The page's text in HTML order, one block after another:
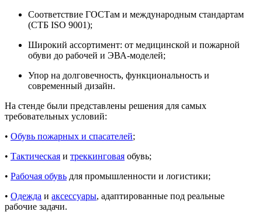
Соответствие ГОСТам и международным стандартам
(СТБ ISO 9001);
Широкий ассортимент: от медицинской и пожарной
обуви до рабочей и ЭВА-моделей;
Упор на долговечность, функциональность и
современный дизайн.
На стенде были представлены решения для самых
требовательных условий:
• Обувь пожарных и спасателей;
• Тактическая и треккинговая обувь;
• Рабочая обувь для промышленности и логистики;
• Одежда и аксессуары, адаптированные под реальные
рабочие задачи.